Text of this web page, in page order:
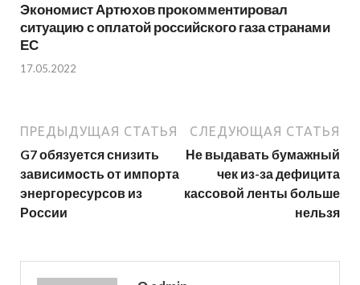
Экономист Артюхов прокомментировал
ситуацию с оплатой российского газа странами
ЕС
17.05.2022
ПРЕДЫДУЩАЯ СТАТЬЯ
G7 обязуется снизить
зависимость от импорта
энергоресурсов из
России
СЛЕДУЮЩАЯ СТАТЬЯ
Не выдавать бумажный
чек из-за дефицита
кассовой ленты больше
нельзя